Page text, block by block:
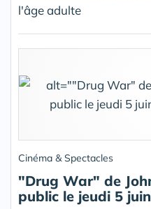
l'âge adulte
Cinéma & Spectacles
"Drug War" de
public le jeudi 5